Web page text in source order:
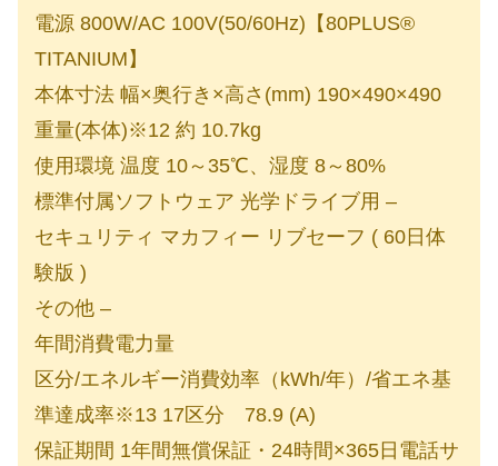
電源 800W/AC 100V(50/60Hz)【80PLUS®
TITANIUM】
本体寸法 幅×奥行き×高さ(mm) 190×490×490
重量(本体)※12 約 10.7kg
使用環境 温度 10～35℃、湿度 8～80%
標準付属ソフトウェア 光学ドライブ用 –
セキュリティ マカフィー リブセーフ ( 60日体
験版 )
その他 –
年間消費電力量
区分/エネルギー消費効率（kWh/年）/省エネ基
準達成率※13 17区分 78.9 (A)
保証期間 1年間無償保証・24時間×365日電話サ